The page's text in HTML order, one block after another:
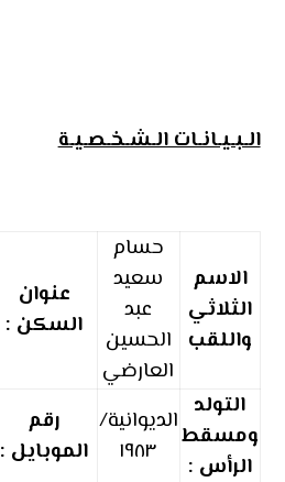
الـبـيـانـات الـشـخـصـيـة
الاسم
الثلاثي
واللقب
حسام
سعيد
عبد
الحسين
العارضي
عنوان
السكن :
التولد
ومسقط
الرأس :
الديوانية/
١٩٨٣
رقم
الموبايل :